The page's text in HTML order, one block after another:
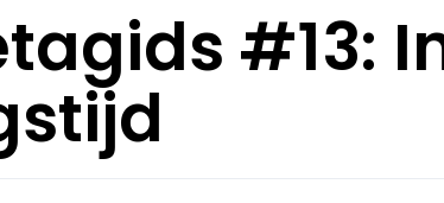
#13: